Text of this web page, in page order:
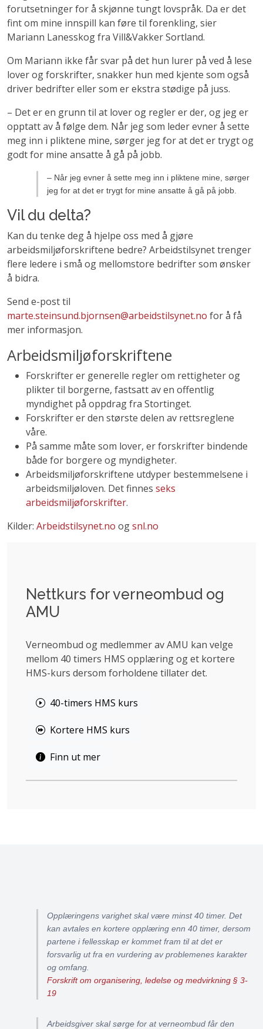
forutsetninger for å skjønne tungt lovspråk. Da er det
fint om mine innspill kan føre til forenkling, sier
Mariann Lanesskog fra Vill&Vakker Sortland.
Om Mariann ikke får svar på det hun lurer på ved å lese
lover og forskrifter, snakker hun med kjente som også
driver bedrifter eller som er ekstra stødige på juss.
– Det er en grunn til at lover og regler er der, og jeg er
opptatt av å følge dem. Når jeg som leder evner å sette
meg inn i pliktene mine, sørger jeg for at det er trygt og
godt for mine ansatte å gå på jobb.
– Når jeg evner å sette meg inn i pliktene mine, sørger
jeg for at det er trygt for mine ansatte å gå på jobb.
Vil du delta?
Kan du tenke deg å hjelpe oss med å gjøre
arbeidsmiljøforskriftene bedre? Arbeidstilsynet trenger
flere ledere i små og mellomstore bedrifter som ønsker
å bidra.
Send e-post til
marte.steinsund.bjornsen@arbeidstilsynet.no for å få
mer informasjon.
Arbeidsmiljøforskriftene
Forskrifter er generelle regler om rettigheter og
plikter til borgerne, fastsatt av en offentlig
myndighet på oppdrag fra Stortinget.
Forskrifter er den største delen av rettsreglene
våre.
På samme måte som lover, er forskrifter bindende
både for borgere og myndigheter.
Arbeidsmiljøforskriftene utdyper bestemmelsene i
arbeidsmiljøloven. Det finnes seks
arbeidsmiljøforskrifter.
Kilder: Arbeidstilsynet.no ogsnl.no
Nettkurs for verneombud og
AMU
Verneombud og medlemmer av AMU kan velge
mellom 40 timers HMS opplæring og et kortere
HMS-kurs dersom forholdene tillater det.
40-timers HMS kurs
Kortere HMS kurs
Finn ut mer
Opplæringens varighet skal være minst 40 timer. Det
kan avtales en kortere opplæring enn 40 timer, dersom
partene i fellesskap er kommet fram til at det er
forsvarlig ut fra en vurdering av problemenes karakter
og omfang.
Forskrift om organisering, ledelse og medvirkning § 3-
19
Arbeidsgiver skal sørge for at verneombud får den